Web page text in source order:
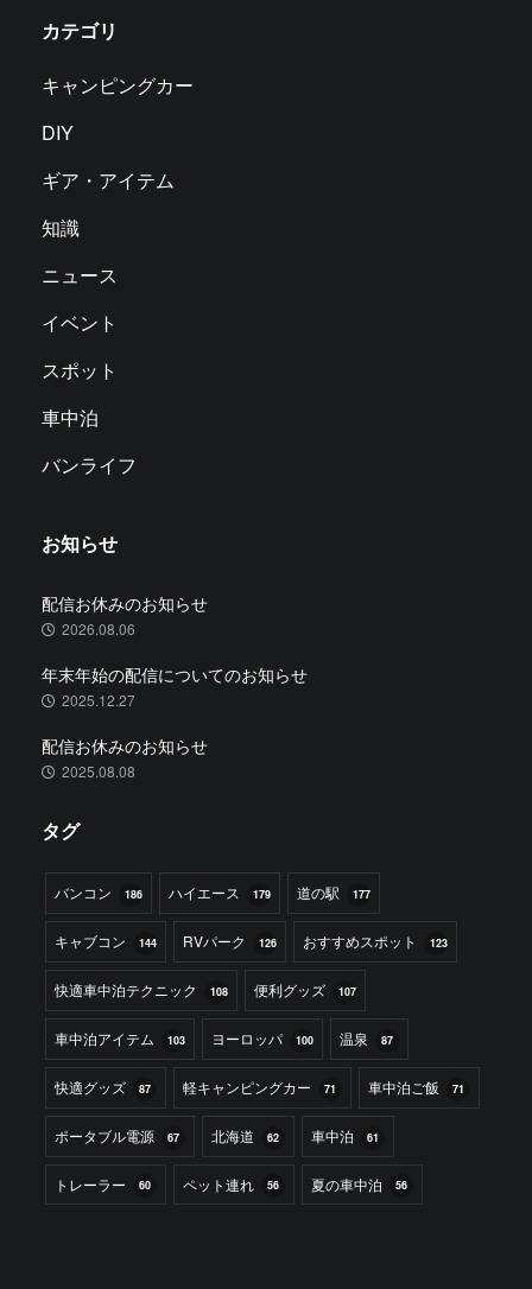
カテゴリ
キャンピングカー
DIY
ギア・アイテム
知識
ニュース
イベント
スポット
車中泊
バンライフ
お知らせ
配信お休みのお知らせ
2026.08.06
年末年始の配信についてのお知らせ
2025.12.27
配信お休みのお知らせ
2025.08.08
タグ
バンコン 186 ハイエース 179 道の駅 177
キャブコン 144 RVパーク 126 おすすめスポット 123
快適車中泊テクニック 108 便利グッズ 107
車中泊アイテム 103 ヨーロッパ 100 温泉 87
快適グッズ 87 軽キャンピングカー 71 車中泊ご飯 71
ポータブル電源 67 北海道 62 車中泊 61
トレーラー 60 ペット連れ 56 夏の車中泊 56